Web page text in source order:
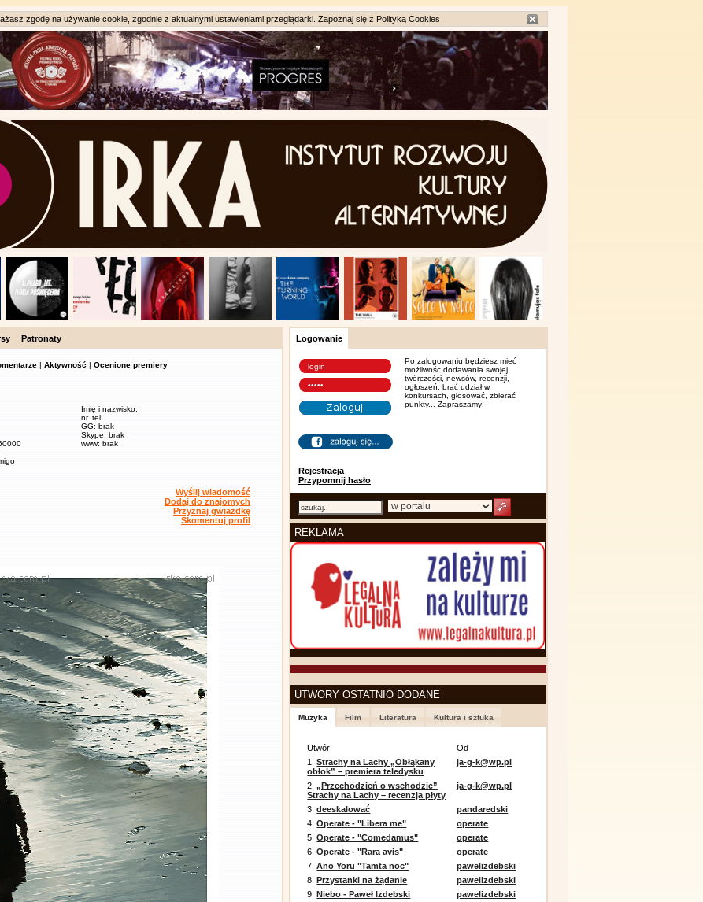
zgodę na używanie cookie, zgodnie z aktualnymi ustawieniami przeglądarki. Zapoznaj się z Polityką Cookies
Patronaty
| Aktywność | Ocenione premiery
Imię i nazwisko:
nr. tel:
GG: brak
Skype: brak
www: brak
Wyślij wiadomość
Dodaj do znajomych
Przyznaj gwiazdkę
Skomentuj profil
Logowanie
Rejestracja
Przypomnij hasło
Po zalogowaniu będziesz mieć
możliwośc dodawania swojej
twórczości, newsów, recenzji,
ogłoszeń, brać udział w
konkursach, głosować, zbierać
punkty... Zapraszamy!
REKLAMA
UTWORY OSTATNIO DODANE
Muzyka Film Literatura Kultura i sztuka
Utwór
Od
1.Strachy na Lachy „Obłąkany
obłok” – premiera teledysku
ja-g-k@wp.pl
2.„Przechodzień o wschodzie”
Strachy na Lachy – recenzja płyty
ja-g-k@wp.pl
3.deeskalować
pandaredski
4.Operate - "Libera me"
operate
5.Operate - "Comedamus"
operate
6.Operate - "Rara avis"
operate
7.Ano Yoru "Tamta noc"
pawelizdebski
8.Przystanki na żądanie
pawelizdebski
9.Niebo - Paweł Izdebski
pawelizdebski